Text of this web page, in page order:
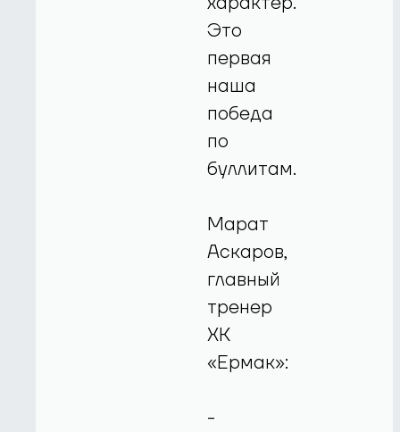
Это
первая
наша
победа
по
буллитам.
Марат
Аскаров,
главный
тренер
ХК
«Ермак»:
-